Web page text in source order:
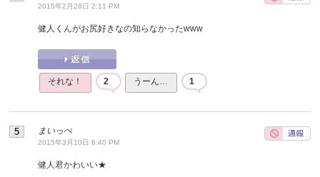
2015年2月28日 2:11 PM
健人くんがお尻好きなの知らなかったwww
それな！ 2 うーん… 1
まいっぺ
2015年3月10日 6:40 PM
健人君かわいい★